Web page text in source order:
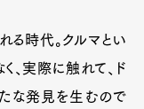
る時代。クルマとい
、実際に触れて、ド
たな発見を生むので